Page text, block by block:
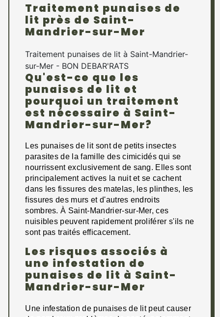
Traitement punaises de
lit près de Saint-
Mandrier-sur-Mer
Traitement punaises de lit à Saint-Mandrier-
sur-Mer - BON DEBAR'RATS
Qu'est-ce que les
punaises de lit et
pourquoi un traitement
est nécessaire à Saint-
Mandrier-sur-Mer?
Les punaises de lit sont de petits insectes
parasites de la famille des cimicidés qui se
nourrissent exclusivement de sang. Elles sont
principalement actives la nuit et se cachent
dans les fissures des matelas, les plinthes, les
fissures des murs et d'autres endroits
sombres. À Saint-Mandrier-sur-Mer, ces
nuisibles peuvent rapidement proliférer s'ils ne
sont pas traités efficacement.
Les risques associés à
une infestation de
punaises de lit à Saint-
Mandrier-sur-Mer
Une infestation de punaises de lit peut causer